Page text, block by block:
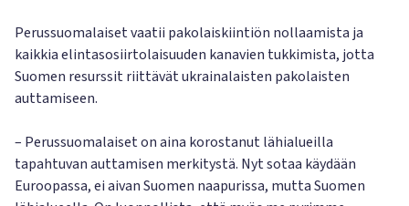
Perussuomalaiset vaatii pakolaiskiintiön nollaamista ja
kaikkia elintasosiirtolaisuuden kanavien tukkimista, jotta
Suomen resurssit riittävät ukrainalaisten pakolaisten
auttamiseen.
– Perussuomalaiset on aina korostanut lähialueilla
tapahtuvan auttamisen merkitystä. Nyt sotaa käydään
Euroopassa, ei aivan Suomen naapurissa, mutta Suomen